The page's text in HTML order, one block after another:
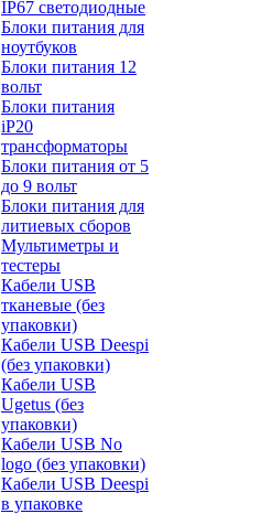
IP67 светодиодные
Блоки питания для
ноутбуков
Блоки питания 12
вольт
Блоки питания
iP20
трансформаторы
Блоки питания от 5
до 9 вольт
Блоки питания для
литиевых сборов
Мультиметры и
тестеры
Кабели USB
тканевые (без
упаковки)
Кабели USB Deespi
(без упаковки)
Кабели USB
Ugetus (без
упаковки)
Кабели USB No
logo (без упаковки)
Кабели USB Deespi
в упаковке